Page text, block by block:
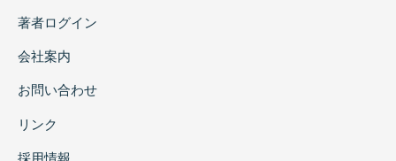
著者ログイン
会社案内
お問い合わせ
リンク
採用情報